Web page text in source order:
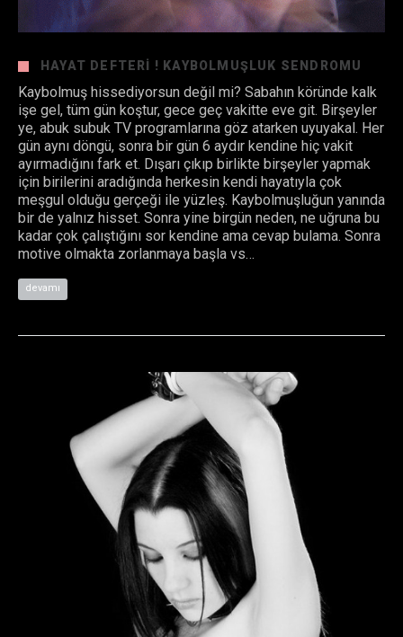
HAYAT DEFTERI ! KAYBOLMUŞLUK SENDROMU
Kaybolmuş hissediyorsun değil mi? Sabahın köründe kalk
işe gel, tüm gün koştur, gece geç vakitte eve git. Birşeyler
ye, abuk subuk TV programlarına göz atarken uyuyakal. Her
gün aynı döngü, sonra bir gün 6 aydır kendine hiç vakit
ayırmadığını fark et. Dışarı çıkıp birlikte birşeyler yapmak
için birilerini aradığında herkesin kendi hayatıyla çok
meşgul olduğu gerçeği ile yüzleş. Kaybolmuşluğun yanında
bir de yalnız hisset. Sonra yine birgün neden, ne uğruna bu
kadar çok çalıştığını sor kendine ama cevap bulama. Sonra
motive olmakta zorlanmaya başla vs…
devamı